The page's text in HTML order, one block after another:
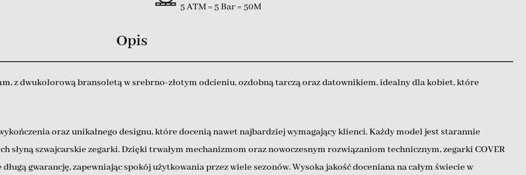
5 ATM = 5 Bar = 50M
Opis
z dwukolorową bransoletą w srebrno-złotym odcieniu, ozdobną tarczą oraz datownikiem, idealny dla kobiet, które
oraz unikalnego designu, które docenią nawet najbardziej wymagający klienci. Każdy model jest starannie
słyną szwajcarskie zegarki. Dzięki trwałym mechanizmom oraz nowoczesnym rozwiązaniom technicznym, zegarki COVER
gwarancję, zapewniając spokój użytkowania przez wiele sezonów. Wysoka jakość doceniana na całym świecie w